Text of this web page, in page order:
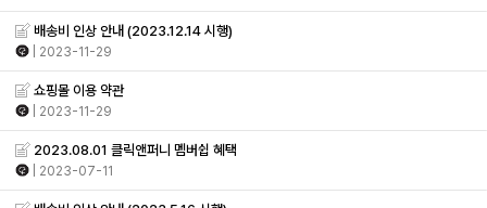
배송비 인상 안내 (2023.12.14 시행)
| 2023-11-29
쇼핑몰 이용 약관
| 2023-11-29
2023.08.01 클릭앤퍼니 멤버쉽 혜택
| 2023-07-11